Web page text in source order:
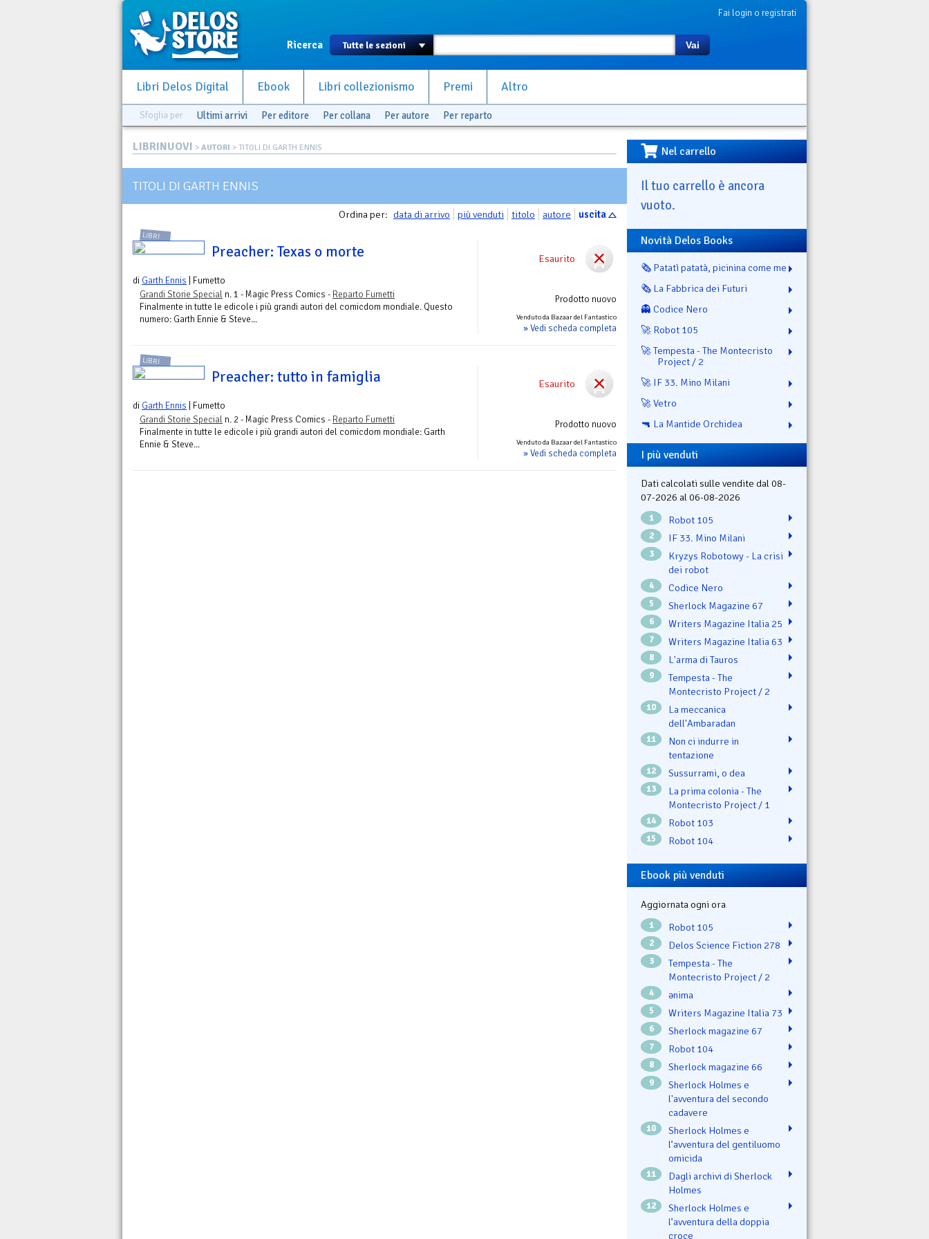
Fai login o registrati
Ricerca Vai
Libri Delos Digital Ebook Libri collezionismo Premi Altro
Sfoglia per Ultimi arrivi Per editore Per collana Per autore Per reparto
LIBRINUOVI > AUTORI > TITOLI DI GARTH ENNIS
TITOLI DI GARTH ENNIS
Ordina per: data di arrivo più venduti titolo autore uscita
Esaurito
Prodotto nuovo
Venduto da Bazaar del Fantastico
» Vedi scheda completa
LIBRI
Preacher: Texas o morte
di Garth Ennis | Fumetto
Grandi Storie Special n. 1 - Magic Press Comics - Reparto Fumetti
Finalmente in tutte le edicole i più grandi autori del comicdom mondiale. Questo
numero: Garth Ennie & Steve...
Esaurito
Prodotto nuovo
Venduto da Bazaar del Fantastico
» Vedi scheda completa
LIBRI
Preacher: tutto in famiglia
di Garth Ennis | Fumetto
Grandi Storie Special n. 2 - Magic Press Comics - Reparto Fumetti
Finalmente in tutte le edicole i più grandi autori del comicdom mondiale: Garth
Ennie & Steve...
Nel carrello
Il tuo carrello è ancora
vuoto.
Novità Delos Books
🗞️ Patatì patatà, picinina come me
🗞️ La Fabbrica dei Futuri
👻 Codice Nero
🚀 Robot 105
🚀 Tempesta - The Montecristo
Project / 2
🚀 IF 33. Mino Milani
🚀 Vetro
🔫 La Mantide Orchidea
I più venduti
Dati calcolati sulle vendite dal 08-
07-2026 al 06-08-2026
1 Robot 105
2 IF 33. Mino Milani
3
Kryzys Robotowy - La crisi
dei robot
4 Codice Nero
5 Sherlock Magazine 67
6 Writers Magazine Italia 25
7 Writers Magazine Italia 63
8 L'arma di Tauros
9
Tempesta - The
Montecristo Project / 2
10
La meccanica
dell'Ambaradan
11
Non ci indurre in
tentazione
12 Sussurrami, o dea
13
La prima colonia - The
Montecristo Project / 1
14 Robot 103
15 Robot 104
Ebook più venduti
Aggiornata ogni ora
1 Robot 105
2 Delos Science Fiction 278
3
Tempesta - The
Montecristo Project / 2
4 ənima
5 Writers Magazine Italia 73
6 Sherlock magazine 67
7 Robot 104
8 Sherlock magazine 66
9
Sherlock Holmes e
l'avventura del secondo
cadavere
10
Sherlock Holmes e
l’avventura del gentiluomo
omicida
11
Dagli archivi di Sherlock
Holmes
12
Sherlock Holmes e
l’avventura della doppia
croce